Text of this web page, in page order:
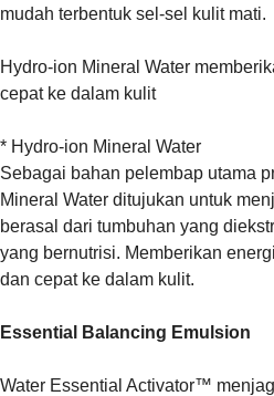
mudah terbentuk sel-sel kulit mati.
Hydro-ion Mineral Water
cepat ke dalam kulit
* Hydro-ion Mineral Water
Sebagai bahan pelembap utama
Mineral Water ditujukan untuk
berasal dari tumbuhan yang
yang bernutrisi. Memberikan
dan cepat ke dalam kulit.
Essential Balancing Emulsion
Water Essential Activator™